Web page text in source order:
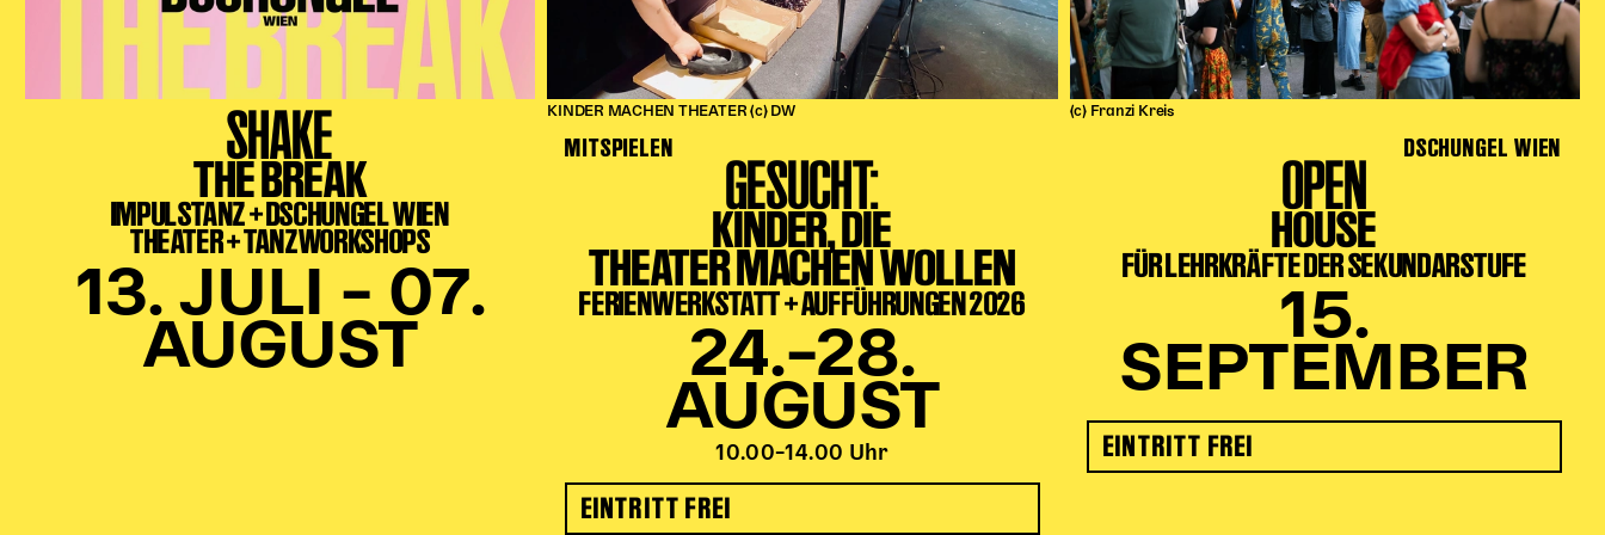
SHAKE
THE BREAK
IMPULSTANZ + DSCHUNGEL WIEN
THEATER + TANZWORKSHOPS
13. JULI – 07.
AUGUST
KINDER MACHEN THEATER (c) DW
MITSPIELEN
GESUCHT:
KINDER, DIE
THEATER MACHEN WOLLEN
FERIENWERKSTATT + AUFFÜHRUNGEN 2026
24.–28.
AUGUST
10.00–14.00 Uhr
EINTRITT FREI
(c) Franzi Kreis
DSCHUNGEL WIEN
OPEN
HOUSE
FÜR LEHRKRÄFTE DER SEKUNDARSTUFE
15.
SEPTEMBER
EINTRITT FREI